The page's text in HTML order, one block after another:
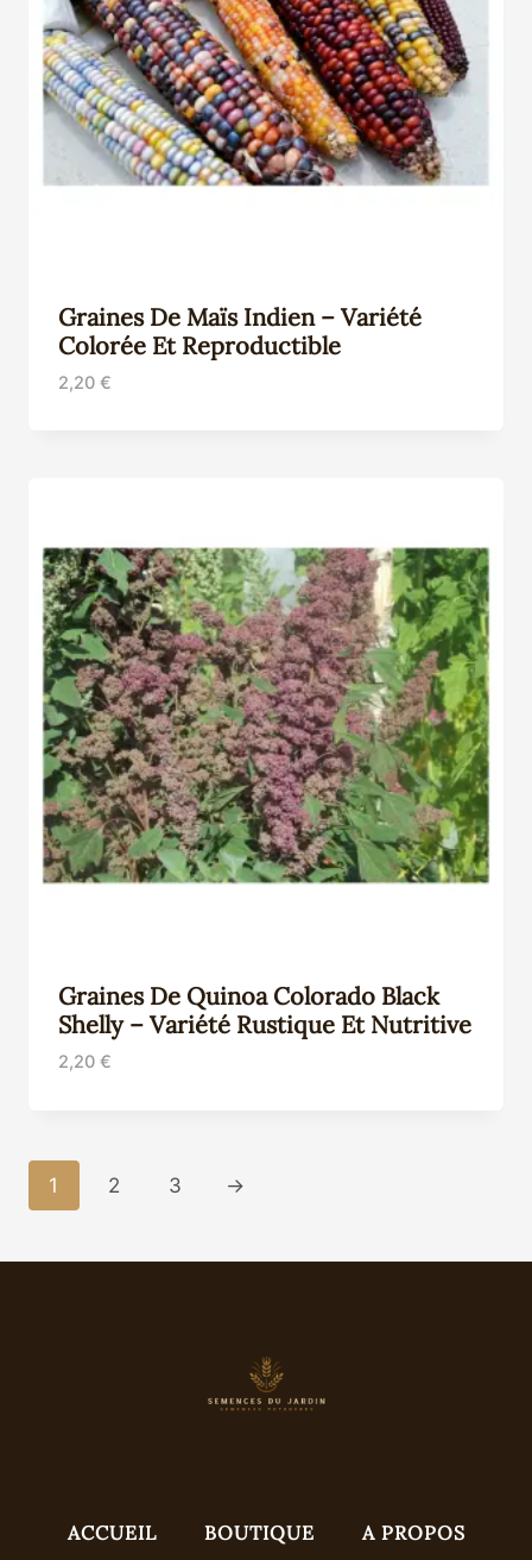
Graines De Maïs Indien – Variété
Colorée Et Reproductible
2,20 €
Graines De Quinoa Colorado Black
Shelly – Variété Rustique Et Nutritive
2,20 €
1 2 3 →
ACCUEIL BOUTIQUE A PROPOS